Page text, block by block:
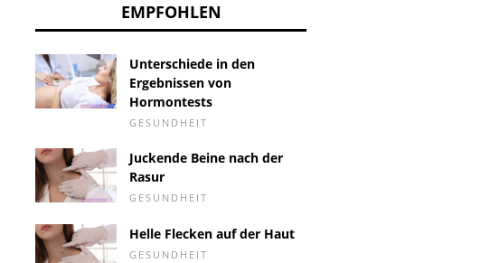
EMPFOHLEN
Unterschiede in den
Ergebnissen von
Hormontests
GESUNDHEIT
Juckende Beine nach der
Rasur
GESUNDHEIT
Helle Flecken auf der Haut
GESUNDHEIT